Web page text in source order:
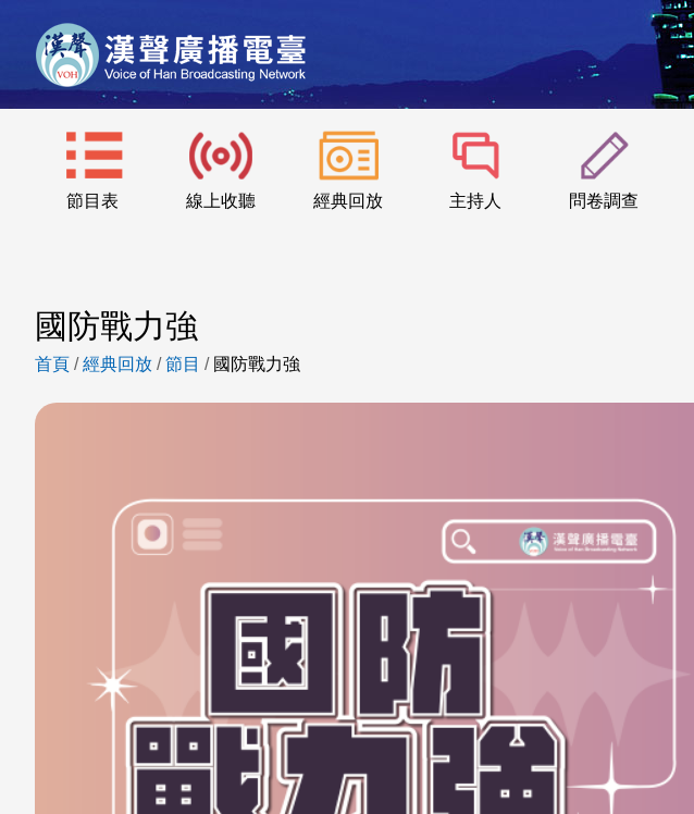
節目表 線上收聽 經典回放 主持人 問卷調查
國防戰力強
首頁 /經典回放 /節目 / 國防戰力強